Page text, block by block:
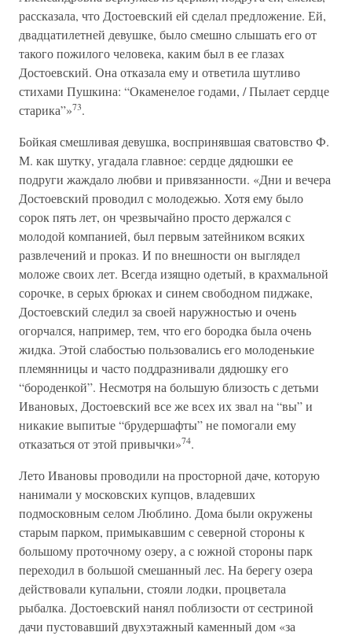
рассказала, что Достоевский ей сделал предложение. Ей,
двадцатилетней девушке, было смешно слышать его от
такого пожилого человека, каким был в ее глазах
Достоевский. Она отказала ему и ответила шутливо
стихами Пушкина: “Окаменелое годами, / Пылает сердце
старика”»73.
Бойкая смешливая девушка, воспринявшая сватовство Ф.
М. как шутку, угадала главное: сердце дядюшки ее
подруги жаждало любви и привязанности. «Дни и вечера
Достоевский проводил с молодежью. Хотя ему было
сорок пять лет, он чрезвычайно просто держался с
молодой компанией, был первым затейником всяких
развлечений и проказ. И по внешности он выглядел
моложе своих лет. Всегда изящно одетый, в крахмальной
сорочке, в серых брюках и синем свободном пиджаке,
Достоевский следил за своей наружностью и очень
огорчался, например, тем, что его бородка была очень
жидка. Этой слабостью пользовались его молоденькие
племянницы и часто поддразнивали дядюшку его
“бороденкой”. Несмотря на большую близость с детьми
Ивановых, Достоевский все же всех их звал на “вы” и
никакие выпитые “брудершафты” не помогали ему
отказаться от этой привычки»74.
Лето Ивановы проводили на просторной даче, которую
нанимали у московских купцов, владевших
подмосковным селом Люблино. Дома были окружены
старым парком, примыкавшим с северной стороны к
большому проточному озеру, а с южной стороны парк
переходил в большой смешанный лес. На берегу озера
действовали купальни, стояли лодки, процветала
рыбалка. Достоевский нанял поблизости от сестриной
дачи пустовавший двухэтажный каменный дом «за